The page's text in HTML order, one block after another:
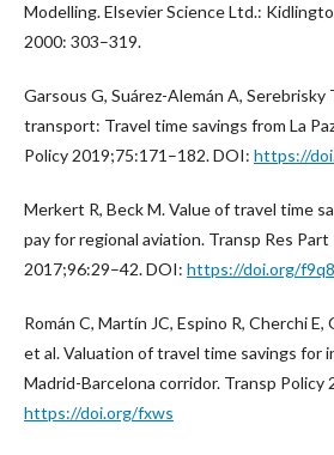
Modelling. Elsevier Science Ltd.:
2000: 303–319.
Garsous G, Suárez-Alemán A, Serebrisky
transport: Travel time savings from La
Policy 2019;75:171–182. DOI: https://
Merkert R, Beck M. Value of travel time
pay for regional aviation. Transp Res Part
2017;96:29–42. DOI: https://doi.org/
Román C, Martín JC, Espino R, Cherchi E,
et al. Valuation of travel time savings for
Madrid-Barcelona corridor. Transp
https://doi.org/fxws